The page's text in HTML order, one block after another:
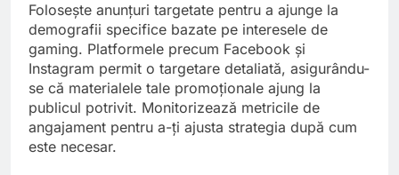
Folosește anunțuri targetate pentru a ajunge la
demografii specifice bazate pe interesele de
gaming. Platformele precum Facebook și
Instagram permit o targetare detaliată, asigurându-
se că materialele tale promoționale ajung la
publicul potrivit. Monitorizează metricile de
angajament pentru a-ți ajusta strategia după cum
este necesar.